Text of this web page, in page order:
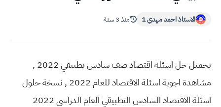
الاستاذ احمد مهدي 1 منذ 3 سنة
تحميل حل اسئلة اقتصاد صف سادس تطبيقي 2022 ,
مشاهدة اجوبة اسئلة الاقتصاد للعام 2022 , نسخة حلول
اسئلة الاقتصاد السادس التطبيقي العام الدراسي 2022